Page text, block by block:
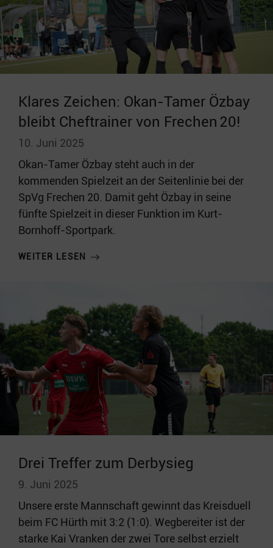
Klares Zeichen: Okan-Tamer Özbay
bleibt Cheftrainer von Frechen 20!
10. Juni 2025
Okan-Tamer Özbay steht auch in der
kommenden Spielzeit an der Seitenlinie bei der
SpVg Frechen 20. Damit geht Özbay in seine
fünfte Spielzeit in dieser Funktion im Kurt-
Bornhoff-Sportpark.
WEITER LESEN
Drei Treffer zum Derbysieg
9. Juni 2025
Unsere erste Mannschaft gewinnt das Kreisduell
beim FC Hürth mit 3:2 (1:0). Wegbereiter ist der
starke Kai Vranken der zwei Tore selbst erzielt